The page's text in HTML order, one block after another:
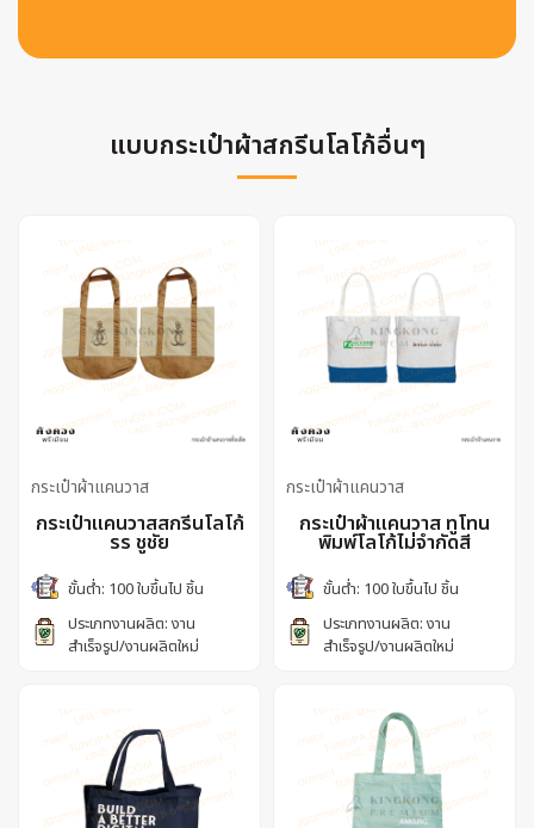
แบบกระเป๋าผ้าสกรีนโลโก้อื่นๆ
กระเป๋าผ้าแคนวาส
กระเป๋าแคนวาสสกรีนโลโก้
รร ชูชัย
ขั้นต่ำ: 100 ใบขึ้นไป ชิ้น
ประเภทงานผลิต: งาน
สำเร็จรูป/งานผลิตใหม่
กระเป๋าผ้าแคนวาส
กระเป๋าผ้าแคนวาส ทูโทน
พิมพ์โลโก้ไม่จำกัดสี
ขั้นต่ำ: 100 ใบขึ้นไป ชิ้น
ประเภทงานผลิต: งาน
สำเร็จรูป/งานผลิตใหม่